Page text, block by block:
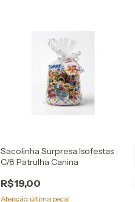
Sacolinha Surpresa Isofestas
C/8 Patrulha Canina
R$19,00
Atenção, última peça!